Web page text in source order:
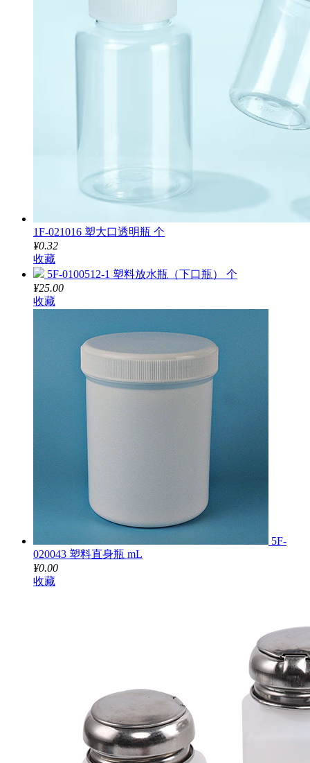
1F-021016 塑大口透明瓶 个
¥0.32
收藏
5F-0100512-1 塑料放水瓶（下口瓶） 个
¥25.00
收藏
5F-
020043 塑料直身瓶 mL
¥0.00
收藏